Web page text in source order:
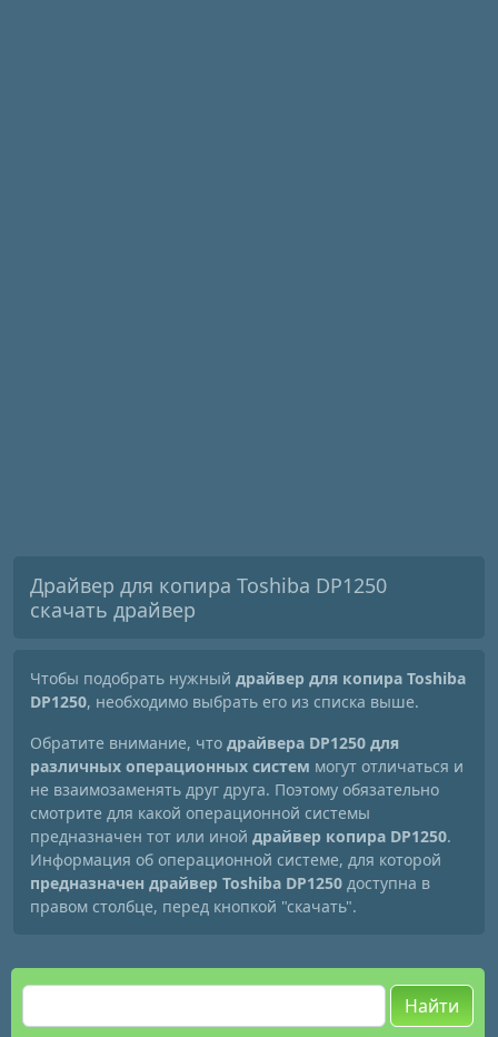
Драйвер для копира Toshiba DP1250
скачать драйвер
Чтобы подобрать нужный драйвер для копира Toshiba
DP1250, необходимо выбрать его из списка выше.
Обратите внимание, что драйвера DP1250 для
различных операционных систем могут отличаться и
не взаимозаменять друг друга. Поэтому обязательно
смотрите для какой операционной системы
предназначен тот или иной драйвер копира DP1250.
Информация об операционной системе, для которой
предназначен драйвер Toshiba DP1250 доступна в
правом столбце, перед кнопкой "скачать".
Найти